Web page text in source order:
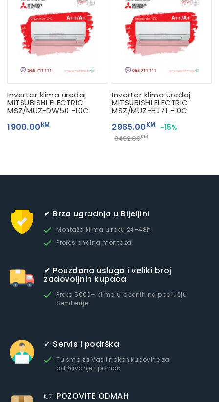
Inverter klima uređaj
MITSUBISHI ELECTRIC
MSZ/MUZ-DW50 -10C
1900.00KM
Inverter klima uređaj
MITSUBISHI ELECTRIC
MSZ/MUZ-HJ71 -10C
2985.00KM -15%
3492.00KM
✔ Brza ugradnja u Bijeljini
Montaža klima u roku 24–48h
Profesionalna montaža
✔ Pouzdana usluga i veliki broj
zadovoljnih kupaca
Preko 5000+ klima urađenih na području
Semberije
✔ Servis i podrška
Tu smo za Vas i nakon kupovine za
održavanje i pomoć
👉 POZOVITE ODMAH